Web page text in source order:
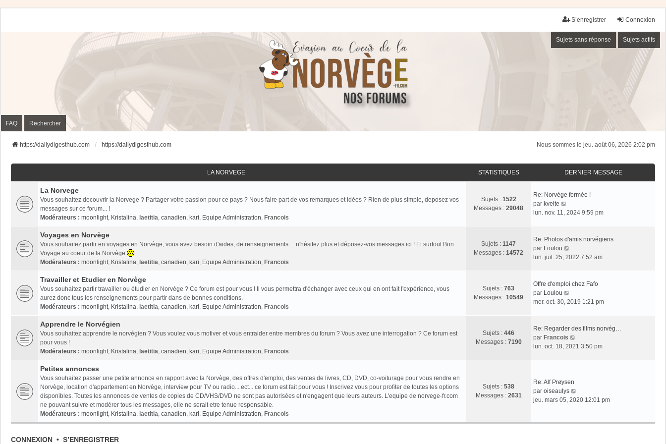
Connexion
S’enregistrer
Sujets sans réponse Sujets actifs
FAQ Rechercher
Nous sommes le jeu. août 06, 2026 2:02 pm
https://dailydigesthub.com https://dailydigesthub.com
LA NORVEGE STATISTIQUES DERNIER MESSAGE
La Norvege
Vous souhaitez decouvrir la Norvege ? Partager votre passion pour ce pays ? Nous faire part de vos remarques et idées ? Rien de plus simple, deposez vos
messages sur ce forum... !
Modérateurs : moonlight, Kristalina, laetitia, canadien, kari, Equipe Administration, Francois
Sujets : 1522
Messages : 29048
Re: Norvège fermée !
par kveite
o
l
e
d
n
i
e
e
s
s
lun. nov. 11, 2024 9:59 pm
Voyages en Norvège
Vous souhaitez partir en voyages en Norvège, vous avez besoin d'aides, de renseignements.... n'hésitez plus et déposez-vos messages ici ! Et surtout Bon
Voyage au coeur de la Norvège
Modérateurs : moonlight, Kristalina, laetitia, canadien, kari, Equipe Administration, Francois
Sujets : 1147
Messages : 14572
Re: Photos d'amis norvégiens
par Loulou
o
l
d
n
i
e
s
s
a
lun. juil. 25, 2022 7:52 am
Travailler et Etudier en Norvège
Vous souhaitez partir travailler ou étudier en Norvège ? Ce forum est pour vous ! Il vous permettra d'échanger avec ceux qui en ont fait l'expérience, vous
aurez donc tous les renseignements pour partir dans de bonnes conditions.
Modérateurs : moonlight, Kristalina, laetitia, canadien, kari, Equipe Administration, Francois
Sujets : 763
Messages : 10549
Offre d'emploi chez Fafo
par Loulou
o
l
e
d
i
e
r
mer. oct. 30, 2019 1:21 pm
Apprendre le Norvégien
Vous souhaitez apprendre le norvégien ? Vous voulez vous motiver et vous entraider entre membres du forum ? Vous avez une interrogation ? Ce forum est
pour vous !
Modérateurs : moonlight, Kristalina, laetitia, canadien, kari, Equipe Administration, Francois
Sujets : 446
Messages : 7190
Re: Regarder des films norvég…
par Francois
o
d
e
lun. oct. 18, 2021 3:50 pm
Petites annonces
Vous souhaitez passer une petite annonce en rapport avec la Norvège, des offres d'emploi, des ventes de livres, CD, DVD, co-voiturage pour vous rendre en
Norvège, location d'appartement en Norvège, interview pour TV ou radio... ect... ce forum est fait pour vous ! Inscrivez vous pour profiter de toutes les options
disponibles. Toutes les annonces de ventes de copies de CD/VHS/DVD ne sont pas autorisées et n'engagent que leurs auteurs. L'equipe de norvege-fr.com
ne pouvant suivre et modérer tous les messages, elle ne serait etre tenue responsable.
Modérateurs : moonlight, Kristalina, laetitia, canadien, kari, Equipe Administration, Francois
Sujets : 538
Messages : 2631
Re: Alf Prøysen
par oiseaulys
o
jeu. mars 05, 2020 12:01 pm
CONNEXION • S’ENREGISTRER